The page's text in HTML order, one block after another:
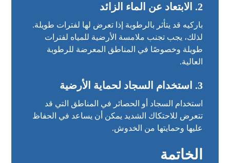
2. الابتعاد عن الماء الزائد
باركيه قد يتأثر بالرطوبة إذا تعرض لها لفترات طويلة.
لذلك، يجب تجنب ملامسة الأرضية للمياه لفترات
طويلة وخصوصًا في المناطق المعرضة للرطوبة
العالية.
3. استخدام السجاد لحماية الأرضية
استخدام السجاد أو الحصائر في المناطق التي قد
تتعرض للاحتكاك الشديد يمكن أن يساعد في الحفاظ
عليها وحمايتها من الخدوش.
الخاتمة